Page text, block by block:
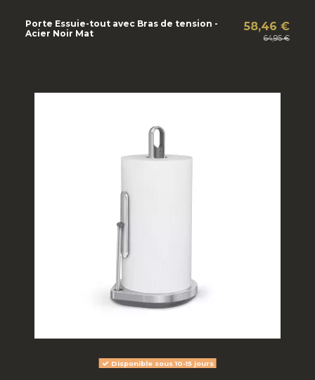
Porte Essuie-tout avec Bras de tension -
Acier Noir Mat
58,46 €
64,95 €
Disponible sous 10-15 jours